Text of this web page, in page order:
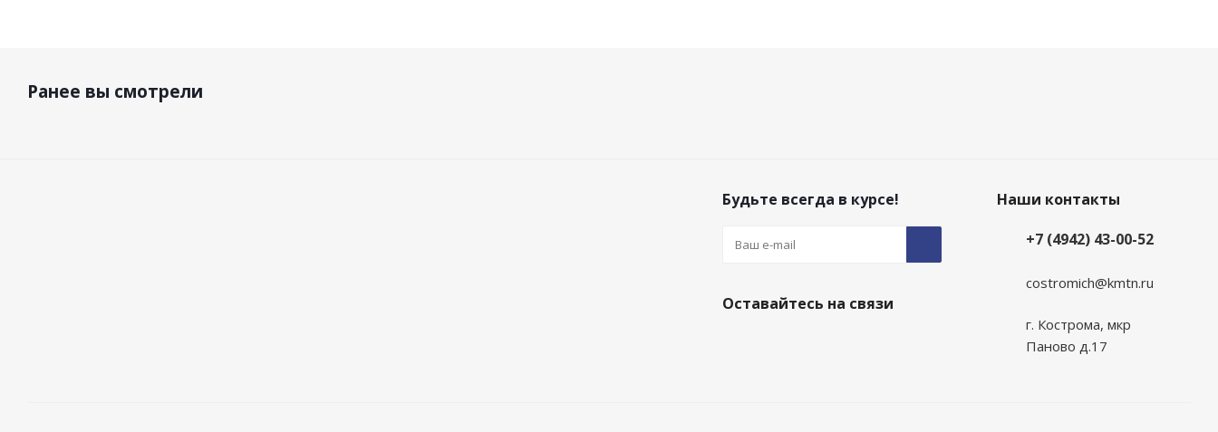
Ранее вы смотрели
Будьте всегда в курсе!
Оставайтесь на связи
Наши контакты
+7 (4942) 43-00-52
costromich@kmtn.ru
г. Кострома, мкр
Паново д.17